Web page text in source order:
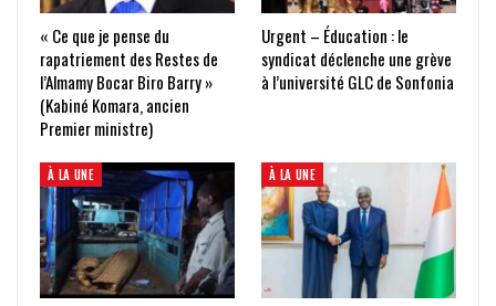
« Ce que je pense du
rapatriement des Restes de
l’Almamy Bocar Biro Barry »
(Kabiné Komara, ancien
Premier ministre)
Urgent – Éducation : le
syndicat déclenche une grève
à l’université GLC de Sonfonia
À LA UNE À LA UNE